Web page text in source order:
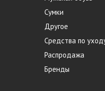
Сумки
Другое
Средства по
Распродажа
Бренды